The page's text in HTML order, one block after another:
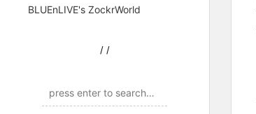
BLUEnLIVE's ZockrWorld
/ /